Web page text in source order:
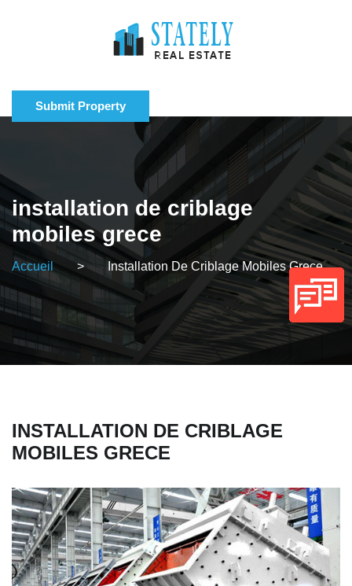
Submit Property
installation de criblage
mobiles grece
Accueil > Installation De Criblage Mobiles Grece
INSTALLATION DE CRIBLAGE
MOBILES GRECE